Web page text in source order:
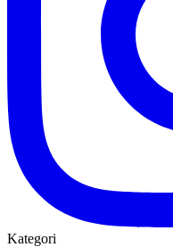
Kategori